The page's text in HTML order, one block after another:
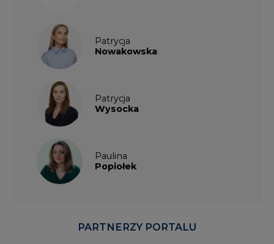
Patrycja
Nowakowska
Patrycja
Wysocka
Paulina
Popiołek
PARTNERZY PORTALU